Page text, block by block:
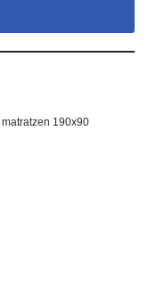
matratzen 190x90